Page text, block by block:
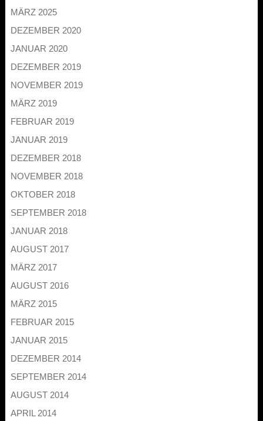
MÄRZ 2025
DEZEMBER 2020
JANUAR 2020
DEZEMBER 2019
NOVEMBER 2019
MÄRZ 2019
FEBRUAR 2019
JANUAR 2019
DEZEMBER 2018
NOVEMBER 2018
OKTOBER 2018
SEPTEMBER 2018
JANUAR 2018
AUGUST 2017
MÄRZ 2017
AUGUST 2016
MÄRZ 2015
FEBRUAR 2015
JANUAR 2015
DEZEMBER 2014
SEPTEMBER 2014
AUGUST 2014
APRIL 2014